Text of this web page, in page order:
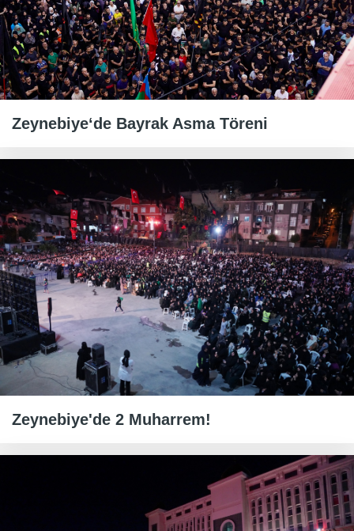
Zeynebiye‘de Bayrak Asma Töreni
Zeynebiye'de 2 Muharrem!